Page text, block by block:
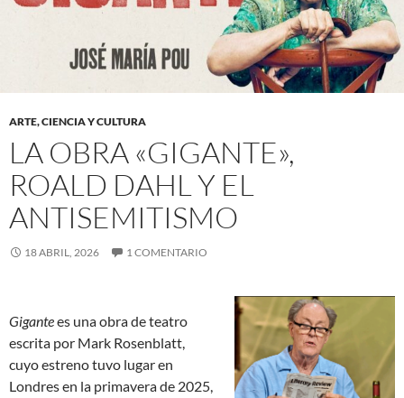
ARTE, CIENCIA Y CULTURA
LA OBRA «GIGANTE»,
ROALD DAHL Y EL
ANTISEMITISMO
18 ABRIL, 2026 1 COMENTARIO
Gigantees una obra de teatro
escrita por Mark Rosenblatt,
cuyo estreno tuvo lugar en
Londres en la primavera de 2025,